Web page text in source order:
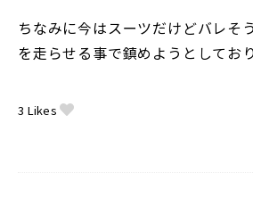
ちなみに今はスーツだけどバレそ
を走らせる事で鎮めようとしており
3 Likes